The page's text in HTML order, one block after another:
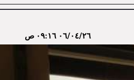
٠٦/٠٤/٢٦ ٠٩:١٦ ص